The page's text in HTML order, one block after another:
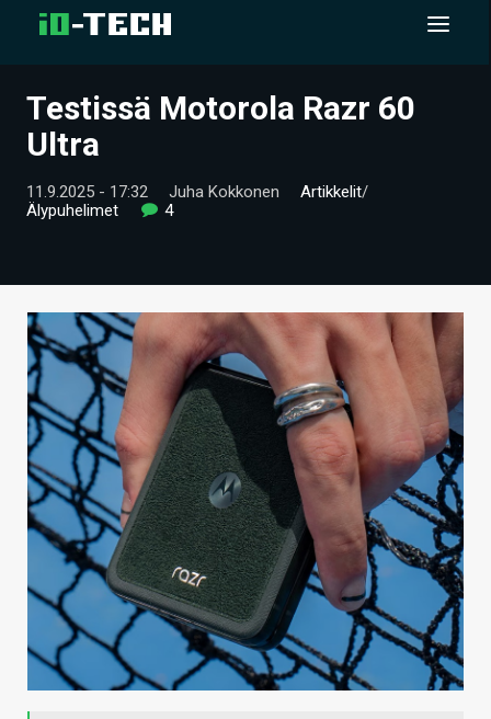
UUTISET
VIDEOT
TIETOA
HINTA.FI
KAUPPA
VAIHDA TEEMA
HAKU
Testissä Motorola Razr 60
Ultra
11.9.2025 - 17:32 Juha Kokkonen Artikkelit/
Älypuhelimet
4